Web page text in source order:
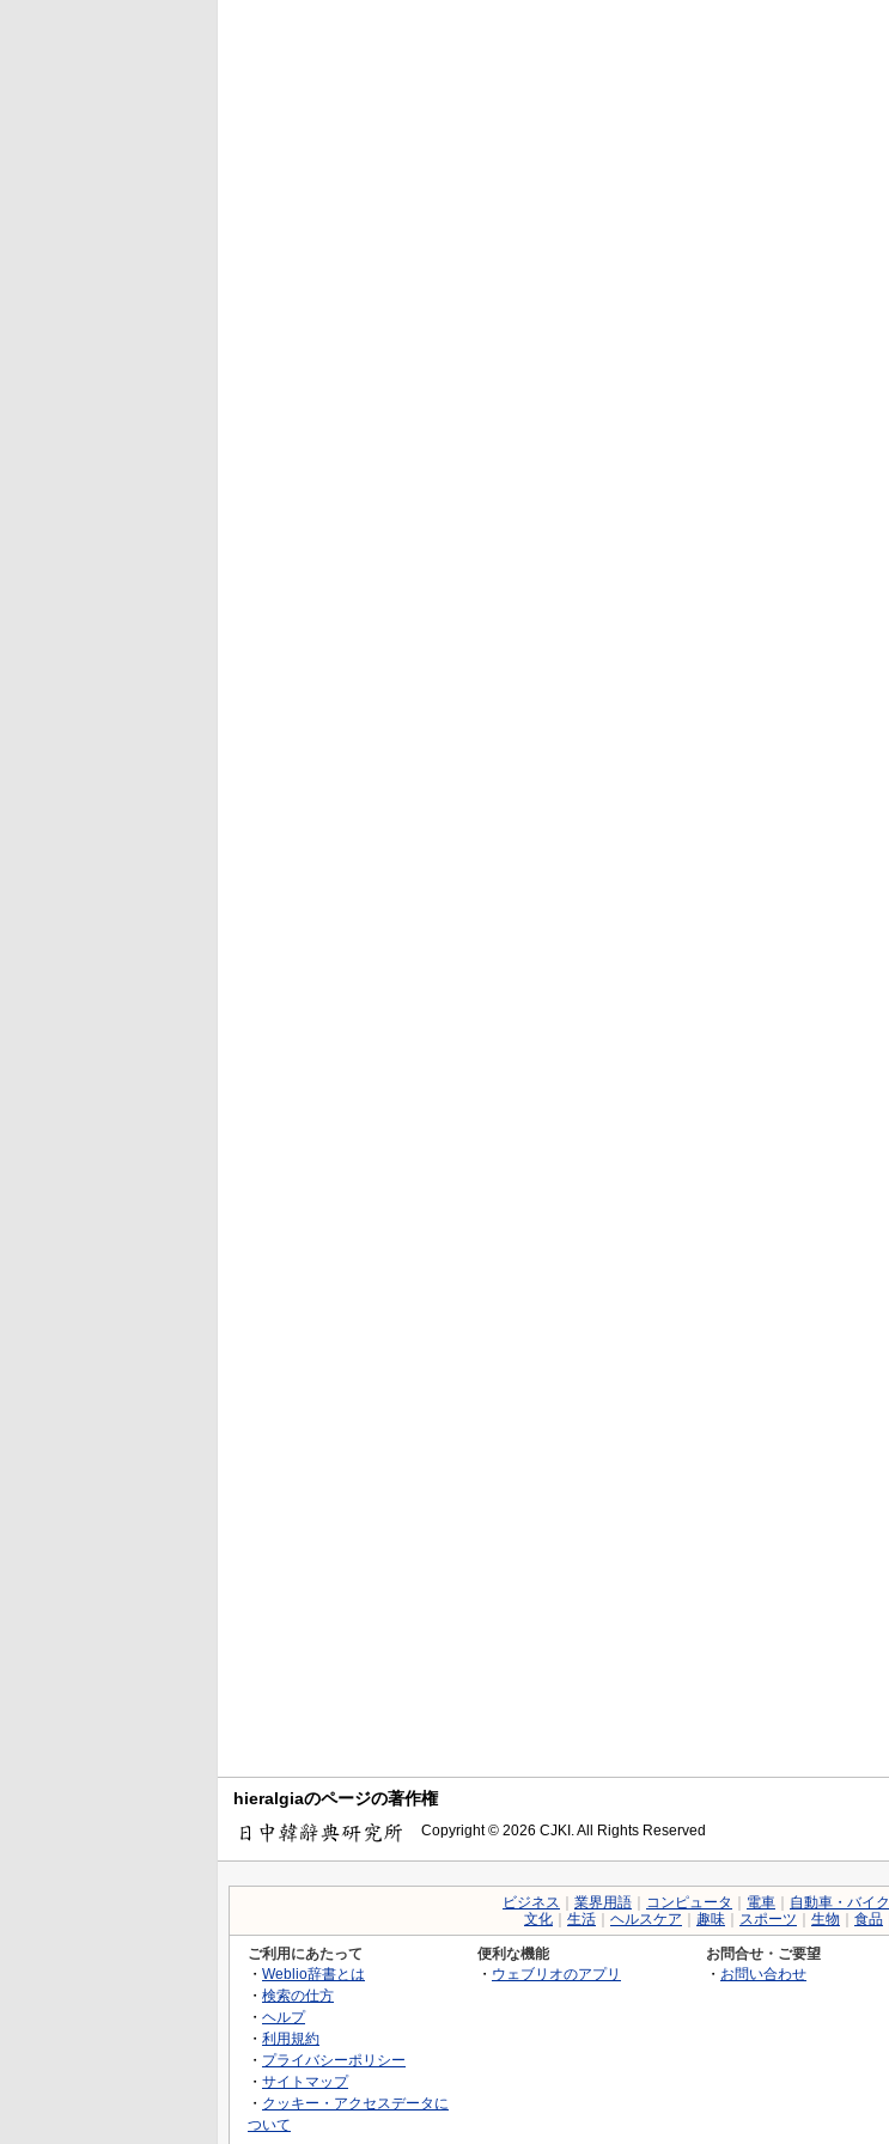
hieralgiaのページの著作権
Copyright © 2026 CJKI. All Rights Reserved
ビジネス 業界用語 コンピュータ 電車 自動車・バイク
文化
生活 ヘルスケア 趣味 スポーツ 生物 食品
ご利用にあたって
・ Weblio辞書とは
・ 検索の仕方
・ ヘルプ
・ 利用規約
・ プライバシーポリシー
・ サイトマップ
・ クッキー・アクセスデータに
ついて
便利な機能
・ ウェブリオのアプリ
お問合せ・ご要望
・ お問い合わせ